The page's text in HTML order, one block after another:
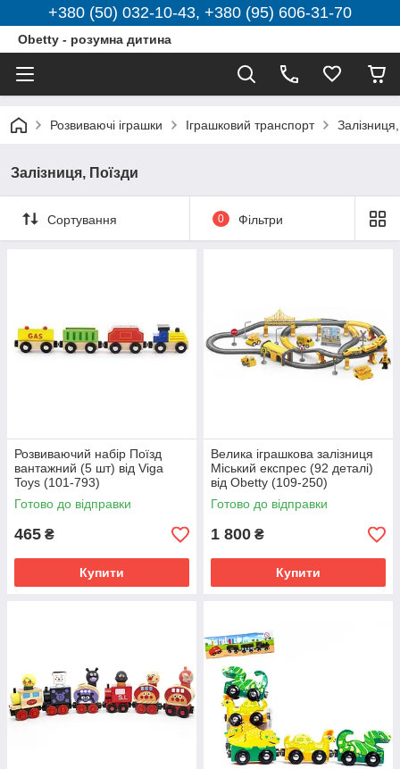
+380 (50) 032-10-43, +380 (95) 606-31-70
Obetty - розумна дитина
Розвиваючі іграшки Іграшковий транспорт
Залізниця, Поїзди
Сортування 0 Фільтри
Розвиваючий набір Поїзд
вантажний (5 шт) від Viga
Toys (101-793)
Готово до відправки
465 ₴
Купити
Велика іграшкова залізниця
Міський експрес (92 деталі)
від Obetty (109-250)
Готово до відправки
1 800 ₴
Купити